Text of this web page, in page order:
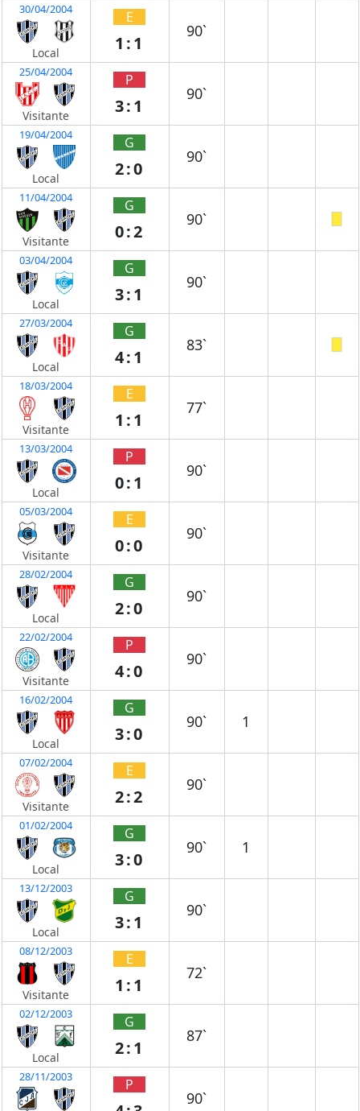
30/04/2004
Local
E
1:1
90`
25/04/2004
Visitante
P
3:1
90`
19/04/2004
Local
G
2:0
90`
11/04/2004
Visitante
G
0:2
90`
03/04/2004
Local
G
3:1
90`
27/03/2004
Local
G
4:1
83`
18/03/2004
Visitante
E
1:1
77`
13/03/2004
Local
P
0:1
90`
05/03/2004
Visitante
E
0:0
90`
28/02/2004
Local
G
2:0
90`
22/02/2004
Visitante
P
4:0
90`
16/02/2004
Local
G
3:0
90` 1
07/02/2004
Visitante
E
2:2
90`
01/02/2004
Local
G
3:0
90` 1
13/12/2003
Local
G
3:1
90`
08/12/2003
Visitante
E
1:1
72`
02/12/2003
Local
G
2:1
87`
28/11/2003 P
90`